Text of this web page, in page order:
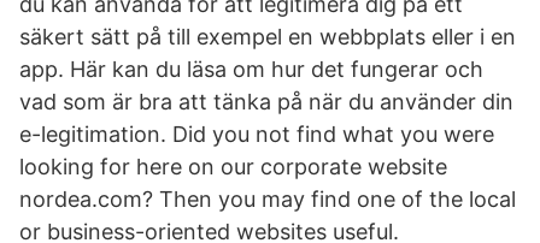
säkert sätt på till exempel en webbplats eller i en
app. Här kan du läsa om hur det fungerar och
vad som är bra att tänka på när du använder din
e-legitimation. Did you not find what you were
looking for here on our corporate website
nordea.com? Then you may find one of the local
or business-oriented websites useful.